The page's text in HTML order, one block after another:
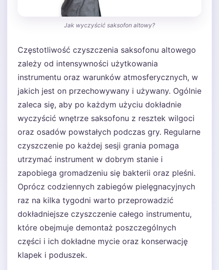
Jak wyczyścić saksofon altowy?
Częstotliwość czyszczenia saksofonu altowego
zależy od intensywności użytkowania
instrumentu oraz warunków atmosferycznych, w
jakich jest on przechowywany i używany. Ogólnie
zaleca się, aby po każdym użyciu dokładnie
wyczyścić wnętrze saksofonu z resztek wilgoci
oraz osadów powstałych podczas gry. Regularne
czyszczenie po każdej sesji grania pomaga
utrzymać instrument w dobrym stanie i
zapobiega gromadzeniu się bakterii oraz pleśni.
Oprócz codziennych zabiegów pielęgnacyjnych
raz na kilka tygodni warto przeprowadzić
dokładniejsze czyszczenie całego instrumentu,
które obejmuje demontaż poszczególnych
części i ich dokładne mycie oraz konserwację
klapek i poduszek.